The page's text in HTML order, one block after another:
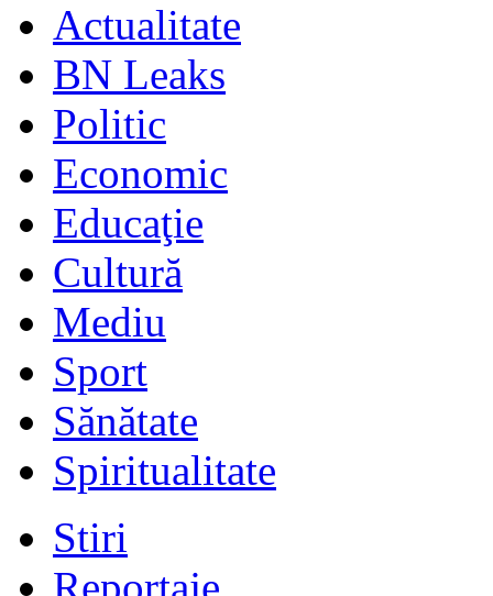
Actualitate
BN Leaks
Politic
Economic
Educaţie
Cultură
Mediu
Sport
Sănătate
Spiritualitate
Stiri